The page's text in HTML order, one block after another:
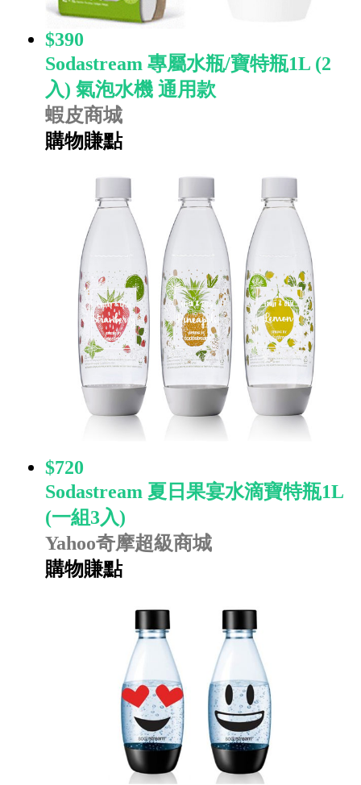
$390
Sodastream 專屬水瓶/寶特瓶1L (2
入) 氣泡水機 通用款
蝦皮商城
購物賺點
$720
Sodastream 夏日果宴水滴寶特瓶1L
(一組3入)
Yahoo奇摩超級商城
購物賺點